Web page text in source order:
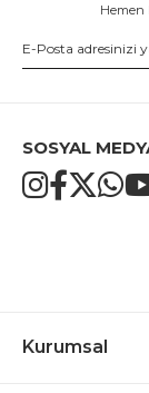
Hemen
SOSYAL
Kurumsal